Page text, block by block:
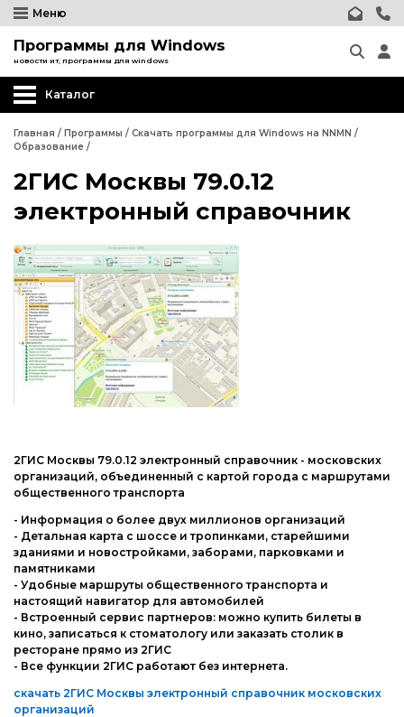
Меню
Программы для Windows
новости ит, программы для windows
Каталог
Другие программы
Системные программы
Программы для Бизнеса
Дизайн - графика
Обработка текста
Интернет и сеть
Мультимедиа
Другие ОС
Драйвера
Игры
Главная / Программы / Скачать программы для Windows на NNMN /
Образование /
2ГИС Москвы 79.0.12
электронный справочник
2ГИС Москвы 79.0.12 электронный справочник - московских
организаций, объединенный с картой города с маршрутами
общественного транспорта
- Информация о более двух миллионов организаций
- Детальная карта с шоссе и тропинками, старейшими
зданиями и новостройками, заборами, парковками и
памятниками
- Удобные маршруты общественного транспорта и
настоящий навигатор для автомобилей
- Встроенный сервис партнеров: можно купить билеты в
кино, записаться к стоматологу или заказать столик в
ресторане прямо из 2ГИС
- Все функции 2ГИС работают без интернета.
скачать 2ГИС Москвы электронный справочник московских
организаций
Другие программы
Программы для Бизнеса
Дизайн - графика
Обработка текста
Интернет и сеть
Безопасность
Мультимедиа
Образование